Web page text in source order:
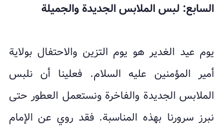
السابع: لبس الملابس الجديدة والجميلة
يوم عيد الغدير هو يوم التزين والاحتفال بولاية
أمير المؤمنين عليه السلام. فعلينا أن نلبس
الملابس الجديدة والفاخرة ونستعمل العطور حتى
نبرز سرورنا بهذه المناسبة. فقد روي عن الإمام